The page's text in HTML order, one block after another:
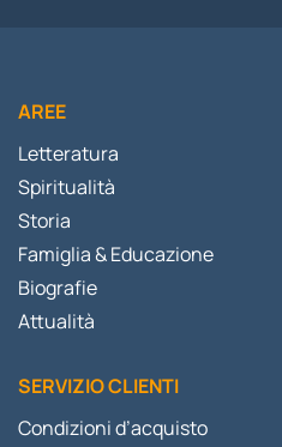
AREE
Letteratura
Spiritualità
Storia
Famiglia & Educazione
Biografie
Attualità
SERVIZIO CLIENTI
Condizioni d’acquisto